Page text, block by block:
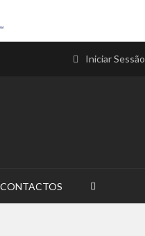
Iniciar Sessão
CONTACTOS